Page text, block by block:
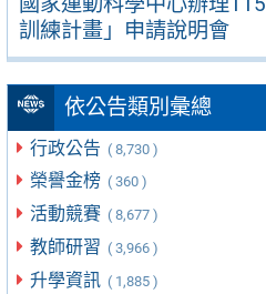
訓練計畫」申請說明會
依公告類別彙總
行政公告 ( 8,730 )
榮譽金榜 ( 360 )
活動競賽 ( 8,677 )
教師研習 ( 3,966 )
升學資訊 ( 1,885 )